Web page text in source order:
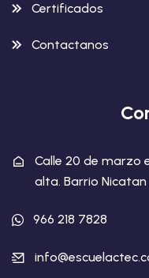
Certificados
Contactanos
Calle 20 de marzo
alta. Barrio Nicatan
966 218 7828